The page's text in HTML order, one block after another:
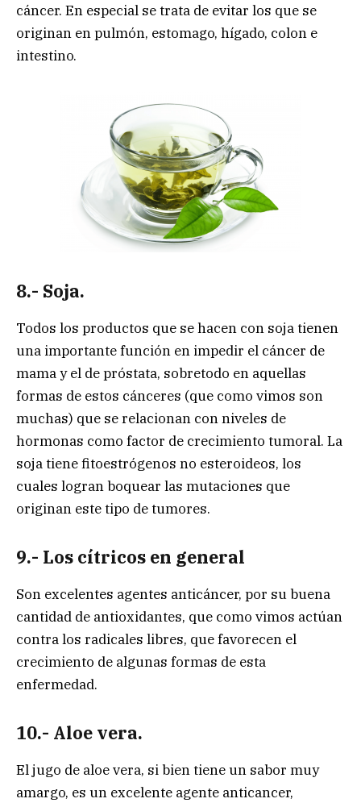
cáncer. En especial se trata de evitar los que se
originan en pulmón, estomago, hígado, colon e
intestino.
8.- Soja.
Todos los productos que se hacen con soja tienen
una importante función en impedir el cáncer de
mama y el de próstata, sobretodo en aquellas
formas de estos cánceres (que como vimos son
muchas) que se relacionan con niveles de
hormonas como factor de crecimiento tumoral. La
soja tiene fitoestrógenos no esteroideos, los
cuales logran boquear las mutaciones que
originan este tipo de tumores.
9.- Los cítricos en general
Son excelentes agentes anticáncer, por su buena
cantidad de antioxidantes, que como vimos actúan
contra los radicales libres, que favorecen el
crecimiento de algunas formas de esta
enfermedad.
10.- Aloe vera.
El jugo de aloe vera, si bien tiene un sabor muy
amargo, es un excelente agente anticancer,